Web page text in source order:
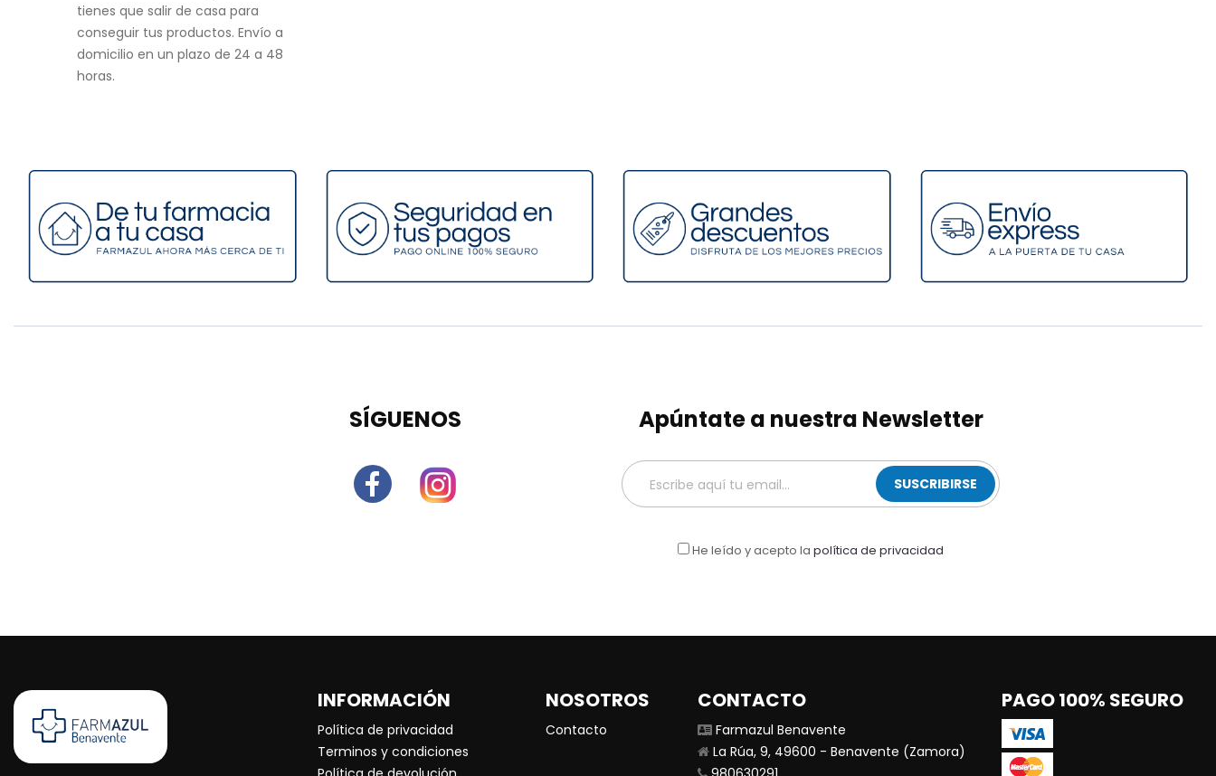
tienes que salir de casa para
conseguir tus productos. Envío a
domicilio en un plazo de 24 a 48
horas.
SÍGUENOS Apúntate a nuestra Newsletter
SUSCRIBIRSE
He leído y acepto la política de privacidad
INFORMACIÓN
Política de privacidad
Terminos y condiciones
NOSOTROS
Contacto
CONTACTO
Farmazul Benavente
La Rúa, 9, 49600 - Benavente (Zamora)
PAGO 100% SEGURO